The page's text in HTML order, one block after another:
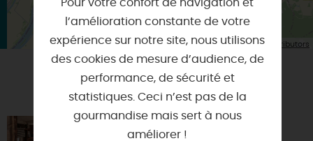
Leaflet| Map data ©OpenStreetMap contributors
VOUS AIMEREZ AUSSI
LE BATEAU ATELIER
Pour votre confort de navigation et
l’amélioration constante de votre
expérience sur notre site, nous utilisons
des cookies de mesure d’audience, de
performance, de sécurité et
statistiques. Ceci n’est pas de la
gourmandise mais sert à nous
améliorer !